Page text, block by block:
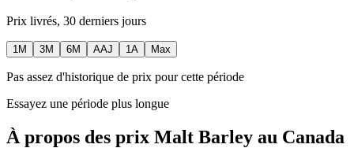
Prix livrés, 30 derniers jours
1M 3M 6M AAJ 1A Max
Pas assez d'historique de prix pour cette période
Essayez une période plus longue
À propos des prix Malt Barley au Canada